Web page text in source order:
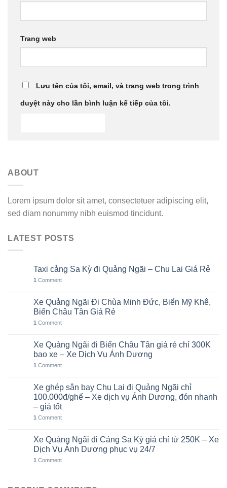
Trang web
Lưu tên của tôi, email, và trang web trong trình
duyệt này cho lần bình luận kế tiếp của tôi.
ABOUT
Lorem ipsum dolor sit amet, consectetuer adipiscing elit,
sed diam nonummy nibh euismod tincidunt.
LATEST POSTS
Taxi cảng Sa Kỳ đi Quảng Ngãi – Chu Lai Giá Rẻ
1 Comment
Xe Quảng Ngãi Đi Chùa Minh Đức, Biển Mỹ Khê,
Biển Châu Tân Giá Rẻ
1 Comment
Xe Quảng Ngãi đi Biển Châu Tân giá rẻ chỉ 300K
bao xe – Xe Dịch Vụ Ánh Dương
1 Comment
Xe ghép sân bay Chu Lai đi Quảng Ngãi chỉ
100.000đ/ghế – Xe dịch vụ Ánh Dương, đón nhanh
– giá tốt
1 Comment
Xe Quảng Ngãi đi Cảng Sa Kỳ giá chỉ từ 250K – Xe
Dịch Vụ Ánh Dương phục vụ 24/7
1 Comment